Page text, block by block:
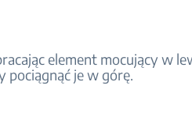
element mocujący w
pociągnąć je w górę.